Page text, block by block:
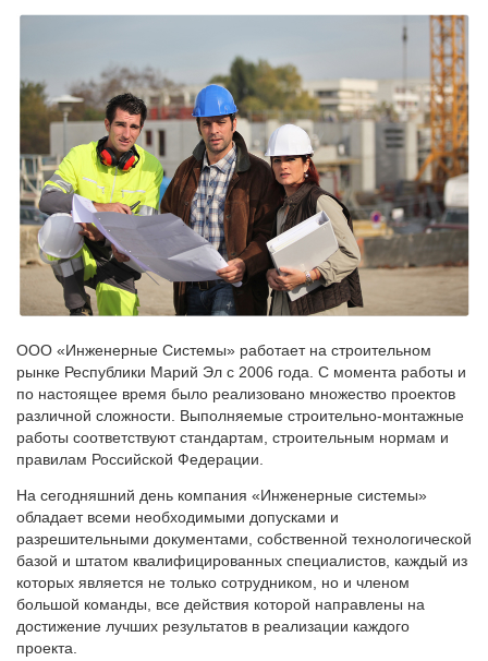
ООО «Инженерные Системы» работает на строительном
рынке Республики Марий Эл с 2006 года. С момента работы и
по настоящее время было реализовано множество проектов
различной сложности. Выполняемые строительно-монтажные
работы соответствуют стандартам, строительным нормам и
правилам Российской Федерации.
На сегодняшний день компания «Инженерные системы»
обладает всеми необходимыми допусками и
разрешительными документами, собственной технологической
базой и штатом квалифицированных специалистов, каждый из
которых является не только сотрудником, но и членом
большой команды, все действия которой направлены на
достижение лучших результатов в реализации каждого
проекта.